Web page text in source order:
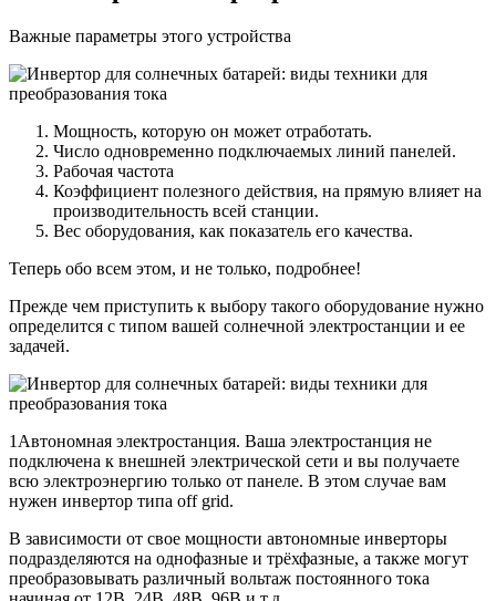
Важные параметры этого устройства
Мощность, которую он может отработать.
Число одновременно подключаемых линий панелей.
Рабочая частота
Коэффициент полезного действия, на прямую влияет на
производительность всей станции.
Вес оборудования, как показатель его качества.
Теперь обо всем этом, и не только, подробнее!
Прежде чем приступить к выбору такого оборудование нужно
определится с типом вашей солнечной электростанции и ее
задачей.
1Автономная электростанция. Ваша электростанция не
подключена к внешней электрической сети и вы получаете
всю электроэнергию только от панеле. В этом случае вам
нужен инвертор типа off grid.
В зависимости от свое мощности автономные инверторы
подразделяются на однофазные и трёхфазные, а также могут
преобразовывать различный вольтаж постоянного тока